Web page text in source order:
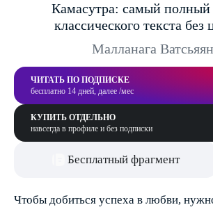
Камасутра: самый полный
классического текста без
Малланага
ЧИТАТЬ ПО ПОДПИСКЕ
бесплатно 14 дней, далее /мес
КУПИТЬ ОТДЕЛЬНО
навсегда в профиле и без подписки
Бесплатный фрагмент
Чтобы добиться успеха в любви,